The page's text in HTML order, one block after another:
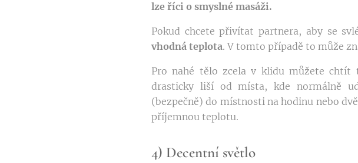
lze říci o smyslné masáži.
Pokud chcete přivítat partnera, aby se
vhodná teplota. V tomto případě to může
Pro nahé tělo zcela v klidu můžete chtít
drasticky liší od místa, kde normálně
(bezpečně) do místnosti na hodinu nebo
příjemnou teplotu.
4) Decentní světlo